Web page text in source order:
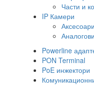
Части и
IP Камери
Powerline
PON Terminal
PoE инжектори